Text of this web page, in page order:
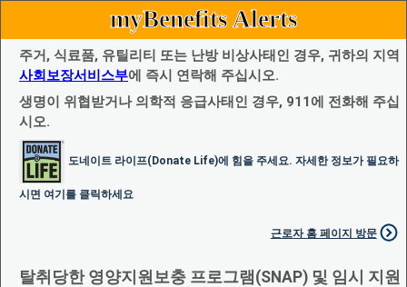
myBenefits Alerts
주거, 식료품, 유틸리티 또는 난방 비상사태인 경우, 귀하의 지역
사회보장서비스부에 즉시 연락해 주십시오.
생명이 위협받거나 의학적 응급사태인 경우, 911에 전화해 주십
시오.
도네이트 라이프(Donate Life)에 힘을 주세요. 자세한 정보가 필요하
시면 여기를 클릭하세요
근로자 홈 페이지 방문
탈취당한 영양지원보충 프로그램(SNAP) 및 임시 지원